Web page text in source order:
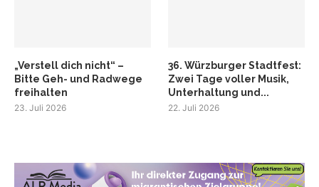
„Verstell dich nicht“ –
Bitte Geh- und Radwege
freihalten
23. Juli 2026
36. Würzburger Stadtfest:
Zwei Tage voller Musik,
Unterhaltung und...
22. Juli 2026